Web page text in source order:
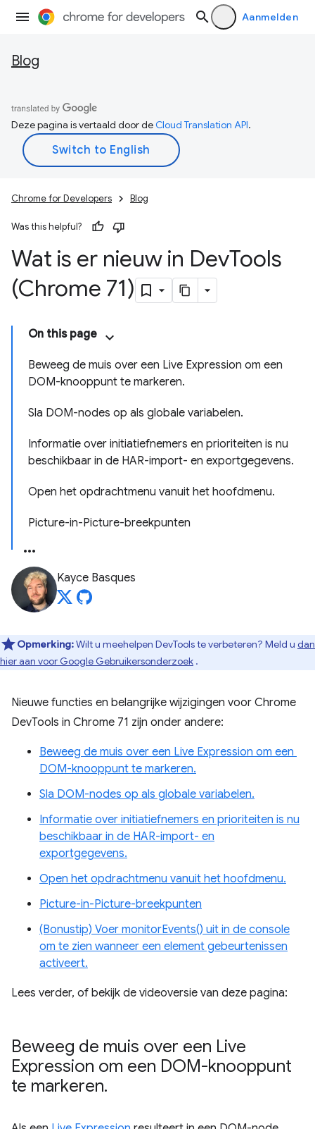
Aanmelden
Blog
Deze pagina is vertaald door deCloud Translation API.
Chrome for Developers Blog
Was this helpful?
Wat is er nieuw in DevTools
(Chrome 71)
On this page
Beweeg de muis over een Live Expression om een ​​
DOM-knooppunt te markeren.
Sla DOM-nodes op als globale variabelen.
Informatie over initiatiefnemers en prioriteiten is nu
beschikbaar in de HAR-import- en exportgegevens.
Open het opdrachtmenu vanuit het hoofdmenu.
Picture-in-Picture-breekpunten
Kayce Basques
Opmerking:Wilt u meehelpen DevTools te verbeteren? Meld u dan
hier aan voor Google Gebruikersonderzoek .
Nieuwe functies en belangrijke wijzigingen voor Chrome
DevTools in Chrome 71 zijn onder andere:
Beweeg de muis over een Live Expression om een ​​
DOM-knooppunt te markeren.
Sla DOM-nodes op als globale variabelen.
Informatie over initiatiefnemers en prioriteiten is nu
beschikbaar in de HAR-import- en
exportgegevens.
Open het opdrachtmenu vanuit het hoofdmenu.
Picture-in-Picture-breekpunten
(Bonustip) Voer monitorEvents() uit in de console
om te zien wanneer een element gebeurtenissen
activeert.
Lees verder, of bekijk de videoversie van deze pagina:
Beweeg de muis over een Live
Expression om een ​​DOM-knooppunt
te markeren.